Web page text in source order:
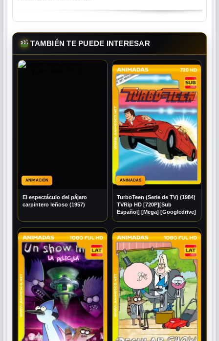
TAMBIÉN TE PUEDE INTERESAR
ANIMACIÓN
El espectáculo del pájaro
carpintero leñoso (1957)
ANIMADAS
TurboTeen (Serie de TV) (1984)
TVRip HD [720P][Sub
Español] [Mega] [Googledrive]